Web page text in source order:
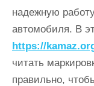
надежную
автомобиля. В
https://
читать
правильно,